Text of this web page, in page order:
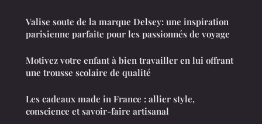
Valise soute de la marque Delsey: une inspiration
parisienne parfaite pour les passionnés de voyage
Motivez votre enfant à bien travailler en lui offrant
une trousse scolaire de qualité
Les cadeaux made in France : allier style,
conscience et savoir-faire artisanal